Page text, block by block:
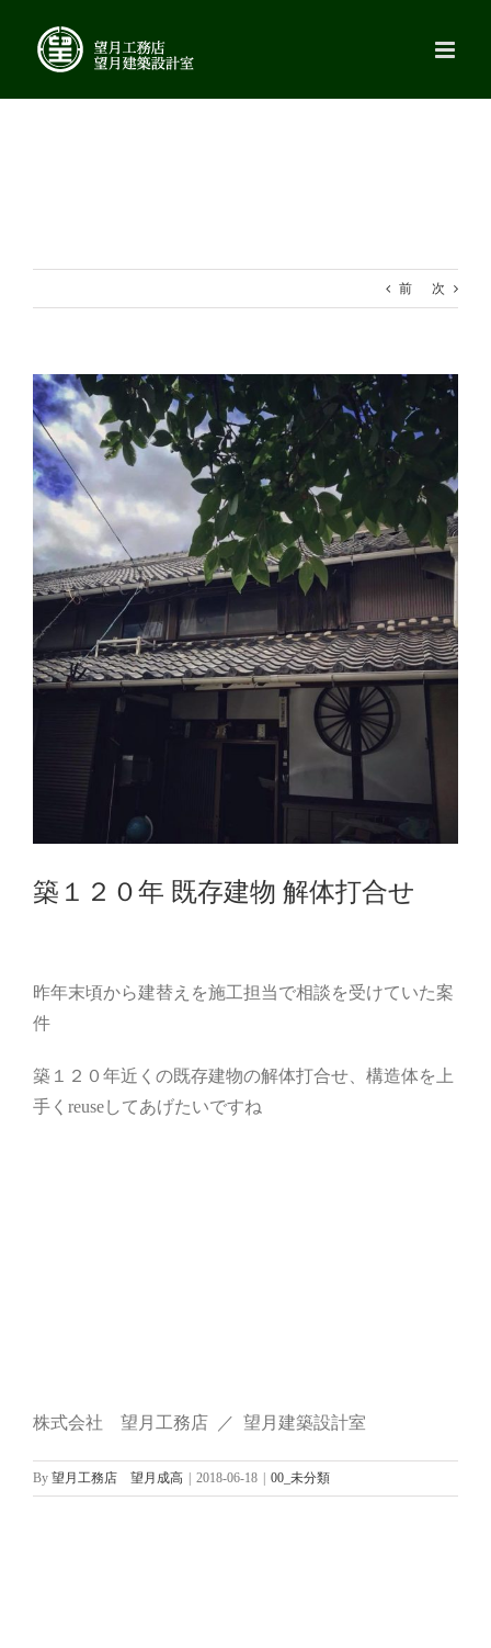
content
前 次
View
Larger
Image
築１２０年 既存建物 解体打合せ
昨年末頃から建替えを施工担当で相談を受けていた案
件
築１２０年近くの既存建物の解体打合せ、構造体を上
手くreuseしてあげたいですね
株式会社 望月工務店 ／ 望月建築設計室
By 望月工務店 望月成高 2018-06-18 00_未分類